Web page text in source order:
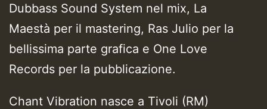
Dubbass Sound System nel mix, La
Maestà per il mastering, Ras Julio per la
bellissima parte grafica e One Love
Records per la pubblicazione.
Chant Vibration nasce a Tivoli (RM)